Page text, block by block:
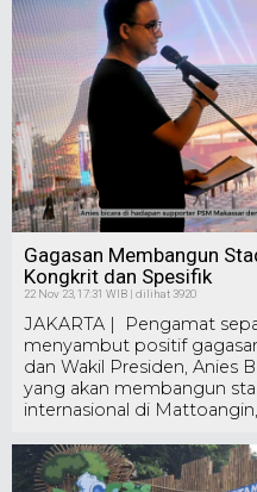
Gagasan Membangun
Kongkrit dan Spesifik
22 Nov 23, 17:31 WIB | dilihat 3920
JAKARTA | Pengamat
menyambut positif
dan Wakil Presiden, Anies
yang akan membangun
internasional di